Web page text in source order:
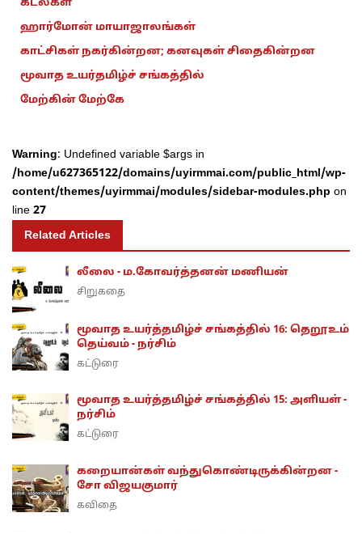
கடல்கள்
ஹார்மோன் மாயாஜாலங்கள்
காட்சிகள் நகர்கின்றன; கனவுகள் சிதைகின்றன
மூவாத உயர்தமிழ்ச் சங்கத்தில்
மேற்கின் மேற்கே
Warning: Undefined variable $args in
/home/u627365122/domains/uyirmmai.com/public_html/wp-
content/themes/uyirmmai/modules/sidebar-modules.php on
line 27
Related Articles
லீலை - ம.கோவர்த்தனன் மணியன்
சிறுகதை
மூவாத உயர்த்தமிழ்ச் சங்கத்தில் 16: தெறூஉம்
தெய்வம் - நர்சிம்
கட்டுரை
மூவாத உயர்த்தமிழ்ச் சங்கத்தில் 15: அளியள் -
நர்சிம்
கட்டுரை
கறையான்கள் வந்துகொண்டிருக்கின்றன -
சோ விஜயகுமார்
கவிதை